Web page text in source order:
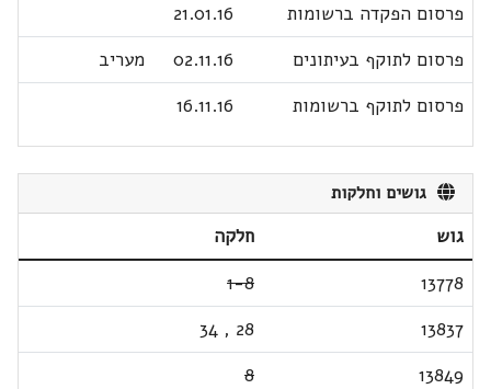
פרסום הפקדה ברשומות
21.01.16
פרסום לתוקף בעיתונים
02.11.16
מעריב
פרסום לתוקף ברשומות
16.11.16
גושים וחלקות
גוש
חלקה
13778
1-8
13837
28
,
34
13849
8